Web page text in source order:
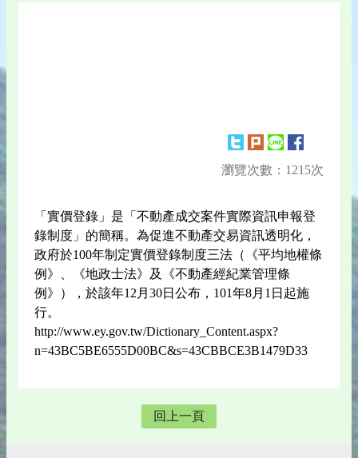
瀏覽次數：1215次
「實價登錄」是「不動產成交案件實際資訊申報登
錄制度」的簡稱。為促進不動產交易資訊透明化，
政府於100年制定實價登錄制度三法（《平均地權條
例》、《地政士法》及《不動產經紀業管理條
例》），於該年12月30日公布，101年8月1日起施
行。
http://www.ey.gov.tw/Dictionary_Content.aspx?
n=43BC5BE6555D00BC&s=43CBBCE3B1479D33
回上一頁